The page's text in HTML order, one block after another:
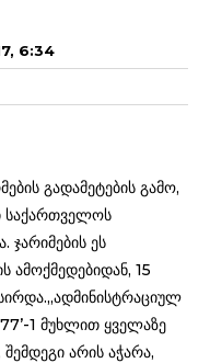
6:34
გადამეტების გამო,
საქართველოს
ჯარიმების ეს
ამოქმედებიდან, 15
1 მუხლით ყველაზე
არის აჭარა,